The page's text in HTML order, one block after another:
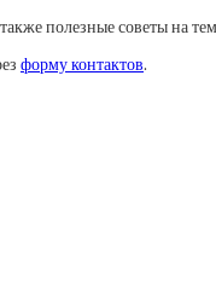
полезные советы на
форму контактов.